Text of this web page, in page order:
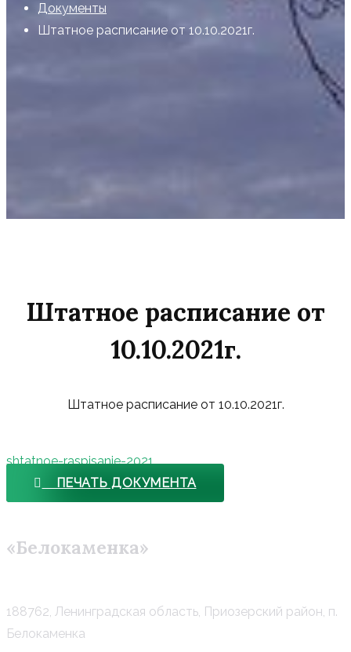
Документы
Штатное расписание от 10.10.2021г.
Штатное расписание от
10.10.2021г.
Штатное расписание от 10.10.2021г.
shtatnoe-raspisanie-2021
ПЕЧАТЬ ДОКУМЕНТА
«Белокаменка»
188762, Ленинградская область, Приозерский район, п.
Белокаменка